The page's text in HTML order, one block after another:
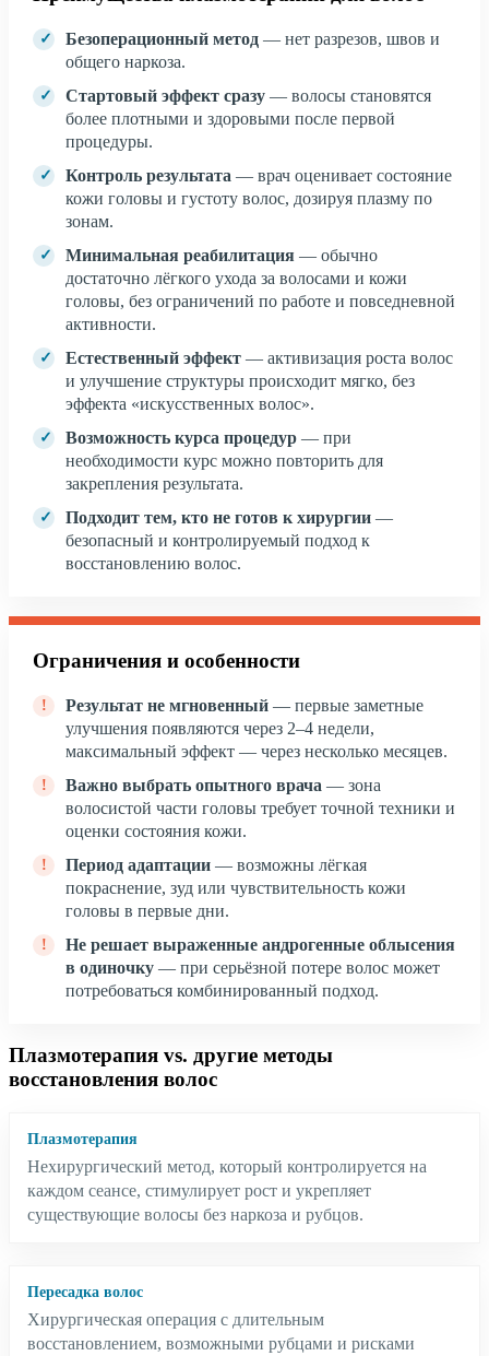
Безоперационный метод — нет разрезов, швов и
общего наркоза.
Стартовый эффект сразу — волосы становятся
более плотными и здоровыми после первой
процедуры.
Контроль результата — врач оценивает состояние
кожи головы и густоту волос, дозируя плазму по
зонам.
Минимальная реабилитация — обычно
достаточно лёгкого ухода за волосами и кожи
головы, без ограничений по работе и повседневной
активности.
Естественный эффект — активизация роста волос
и улучшение структуры происходит мягко, без
эффекта «искусственных волос».
Возможность курса процедур — при
необходимости курс можно повторить для
закрепления результата.
Подходит тем, кто не готов к хирургии —
безопасный и контролируемый подход к
восстановлению волос.
Ограничения и особенности
Результат не мгновенный — первые заметные
улучшения появляются через 2–4 недели,
максимальный эффект — через несколько месяцев.
Важно выбрать опытного врача — зона
волосистой части головы требует точной техники и
оценки состояния кожи.
Период адаптации — возможны лёгкая
покраснение, зуд или чувствительность кожи
головы в первые дни.
Не решает выраженные андрогенные облысения
в одиночку — при серьёзной потере волос может
потребоваться комбинированный подход.
Плазмотерапия vs. другие методы
восстановления волос
Плазмотерапия
Нехирургический метод, который контролируется на
каждом сеансе, стимулирует рост и укрепляет
существующие волосы без наркоза и рубцов.
Пересадка волос
Хирургическая операция с длительным
восстановлением, возможными рубцами и рисками